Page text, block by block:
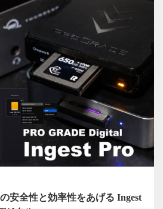
安全性と効率性をあげる Ingest